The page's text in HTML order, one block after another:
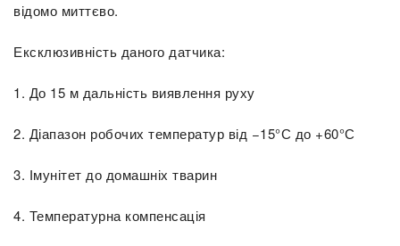
відомо миттєво.
Ексклюзивність даного датчика:
1. До 15 м дальність виявлення руху
2. Діапазон робочих температур від −15°С до +60°С
3. Імунітет до домашніх тварин
4. Температурна компенсація